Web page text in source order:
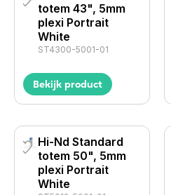
totem 43", 5mm
plexi Portrait
White
ST4300-5001-01
Bekijk product
Hi-Nd Standard
totem 50", 5mm
plexi Portrait
White